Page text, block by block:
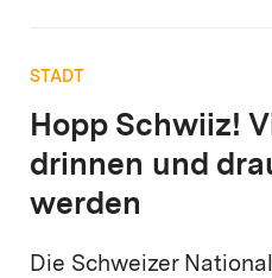
STADT
Hopp Schwiiz!
drinnen und
werden
Die Schweizer